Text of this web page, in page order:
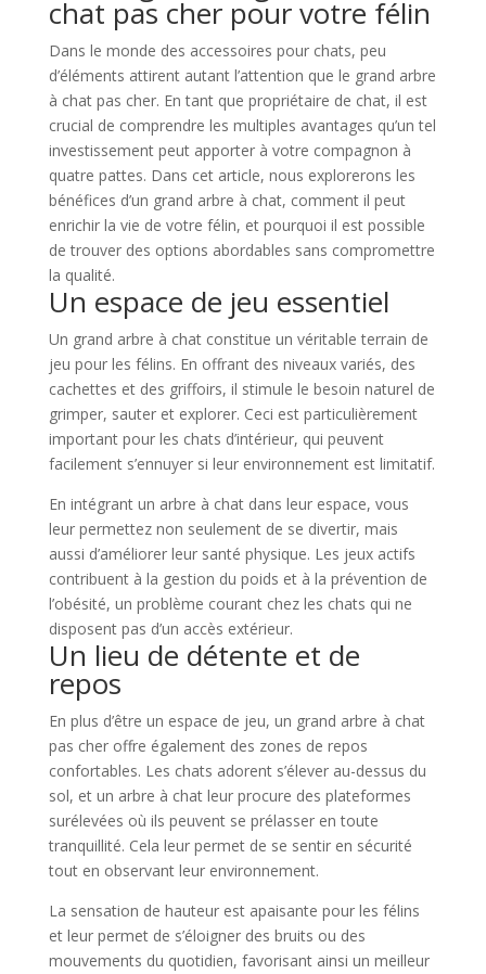
chat pas cher pour votre félin
Dans le monde des accessoires pour chats, peu
d’éléments attirent autant l’attention que le grand arbre
à chat pas cher. En tant que propriétaire de chat, il est
crucial de comprendre les multiples avantages qu’un tel
investissement peut apporter à votre compagnon à
quatre pattes. Dans cet article, nous explorerons les
bénéfices d’un grand arbre à chat, comment il peut
enrichir la vie de votre félin, et pourquoi il est possible
de trouver des options abordables sans compromettre
la qualité.
Un espace de jeu essentiel
Un grand arbre à chat constitue un véritable terrain de
jeu pour les félins. En offrant des niveaux variés, des
cachettes et des griffoirs, il stimule le besoin naturel de
grimper, sauter et explorer. Ceci est particulièrement
important pour les chats d’intérieur, qui peuvent
facilement s’ennuyer si leur environnement est limitatif.
En intégrant un arbre à chat dans leur espace, vous
leur permettez non seulement de se divertir, mais
aussi d’améliorer leur santé physique. Les jeux actifs
contribuent à la gestion du poids et à la prévention de
l’obésité, un problème courant chez les chats qui ne
disposent pas d’un accès extérieur.
Un lieu de détente et de
repos
En plus d’être un espace de jeu, un grand arbre à chat
pas cher offre également des zones de repos
confortables. Les chats adorent s’élever au-dessus du
sol, et un arbre à chat leur procure des plateformes
surélevées où ils peuvent se prélasser en toute
tranquillité. Cela leur permet de se sentir en sécurité
tout en observant leur environnement.
La sensation de hauteur est apaisante pour les félins
et leur permet de s’éloigner des bruits ou des
mouvements du quotidien, favorisant ainsi un meilleur